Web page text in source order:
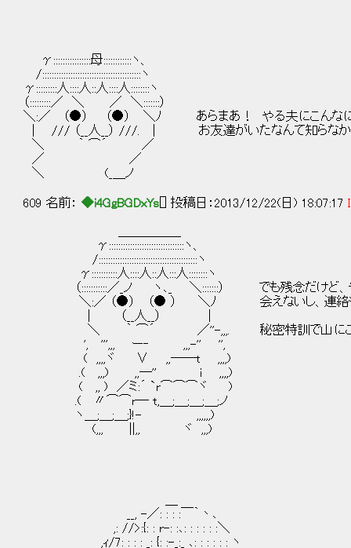
γ::::::::::::::::母::::::::::::ヽ、
/::::::::::::::::::::::::::::::::::::::::::ヽ
γ:::::::::人::::人::人::::人::::::::ヽ
（:::::::::／ ＼ ／ ＼:::::::）
＼:／ （●） （●） ＼ﾉ あらまあ！ やる夫にこんな
| /// （__人__） ///. | お友達がいたなんて知らなか
＼ ｀ ⌒´ ／
／ ／
＼ (_＿ノ
609 名前： ◆i4GgBGDxYs [] 投稿日：2013/12/22(日) 18:07:17
γ::::::::::::::::::::::::::::::::ヽ、
/::::::::::::::::::::::::::::::::::::::::::ヽ
γ:::::::::::人::::人::人:::人::::::::ヽ
（:::::::::::／_ノ ヽ､_ ＼:::::::） でも残念だけど、や
＼:／ （●） （● ） ＼ﾉ 会えないし、連絡もつ
| （__人__） |
＼ ｀ ⌒´ ／''-,,,. 秘密特訓で山にこもっ
', ''',,, ー‐ ,,,-'' '',
( ,,,,ヾ ∨ ,,――t ,,,,)
.( ,,,) ,,―'' i ,,,,)
( ,, ) ／ミ:´ `r⌒⌒⌒ヾ )
.( 〃⌒⌒r― t,＿;＿;＿;＿;ノ
ヽ＿;＿;＿;}!- ,,,,,,)
(,,, ||,, ヾ ,,,)
__, -／: : : :￣｀丶､
,: //>:{: : r-: :､: : : : : :＼
,ｨ/7: : : : _: {: :-_:_ ､: : : : : : ヽ